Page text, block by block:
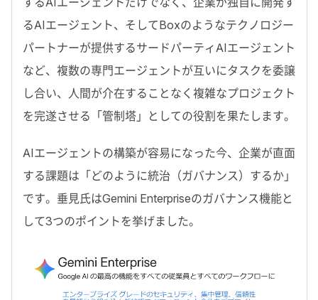
るAIエージェント、そしてBoxのようなテクノロジー
パートナーが提供するサードパーティAIエージェント
など、複数の専門エージェントが互いにタスクを委譲
し合い、人間が介在することなく複雑なプロジェクト
を完遂させる「管制塔 」としての役割を果たします。
AIエージェントの構築が容易になった今、企業が直面
する課題は「どのように統治（ガバナンス）するか」
です。垂見氏はGemini Enterpriseのガバナンス機能と
して3つのポイントを挙げました。